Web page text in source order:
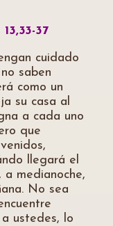
37
cuidado
saben
como un
su casa al
a cada uno
que
llegará el
medianoche,
No sea
ustedes, lo